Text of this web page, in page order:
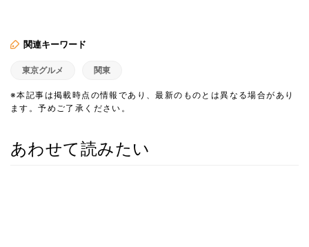
関連キーワード
東京グルメ 関東
※本記事は掲載時点の情報であり、最新のものとは異なる場合があり
ます。予めご了承ください。
あわせて読みたい